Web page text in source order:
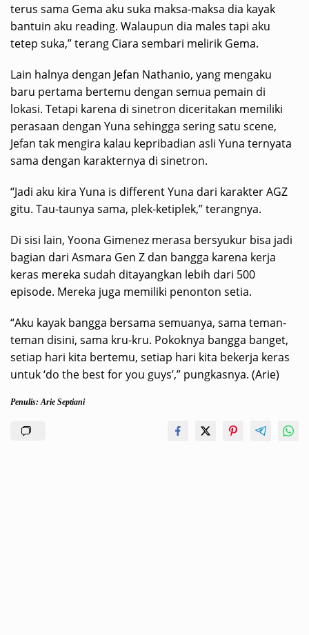
terus sama Gema aku suka maksa-maksa dia kayak
bantuin aku reading. Walaupun dia males tapi aku
tetep suka,” terang Ciara sembari melirik Gema.
Lain halnya dengan Jefan Nathanio, yang mengaku
baru pertama bertemu dengan semua pemain di
lokasi. Tetapi karena di sinetron diceritakan memiliki
perasaan dengan Yuna sehingga sering satu scene,
Jefan tak mengira kalau kepribadian asli Yuna ternyata
sama dengan karakternya di sinetron.
“Jadi aku kira Yuna is different Yuna dari karakter AGZ
gitu. Tau-taunya sama, plek-ketiplek,” terangnya.
Di sisi lain, Yoona Gimenez merasa bersyukur bisa jadi
bagian dari Asmara Gen Z dan bangga karena kerja
keras mereka sudah ditayangkan lebih dari 500
episode. Mereka juga memiliki penonton setia.
“Aku kayak bangga bersama semuanya, sama teman-
teman disini, sama kru-kru. Pokoknya bangga banget,
setiap hari kita bertemu, setiap hari kita bekerja keras
untuk ‘do the best for you guys’,” pungkasnya. (Arie)
Penulis: Arie Septiani